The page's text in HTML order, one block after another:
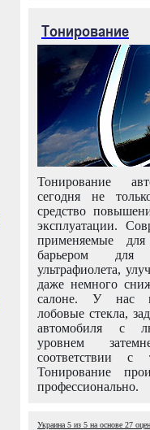
Тонирование
Тонирование
сегодня не
средство
эксплуатации.
применяемые
барьером для
ультрафиолета,
даже немного
салоне. У нас
лобовые стекла,
автомобиля с
уровнем
соответствии с
Тонирование
профессионально.
Украина 5 из 5 на основе 27